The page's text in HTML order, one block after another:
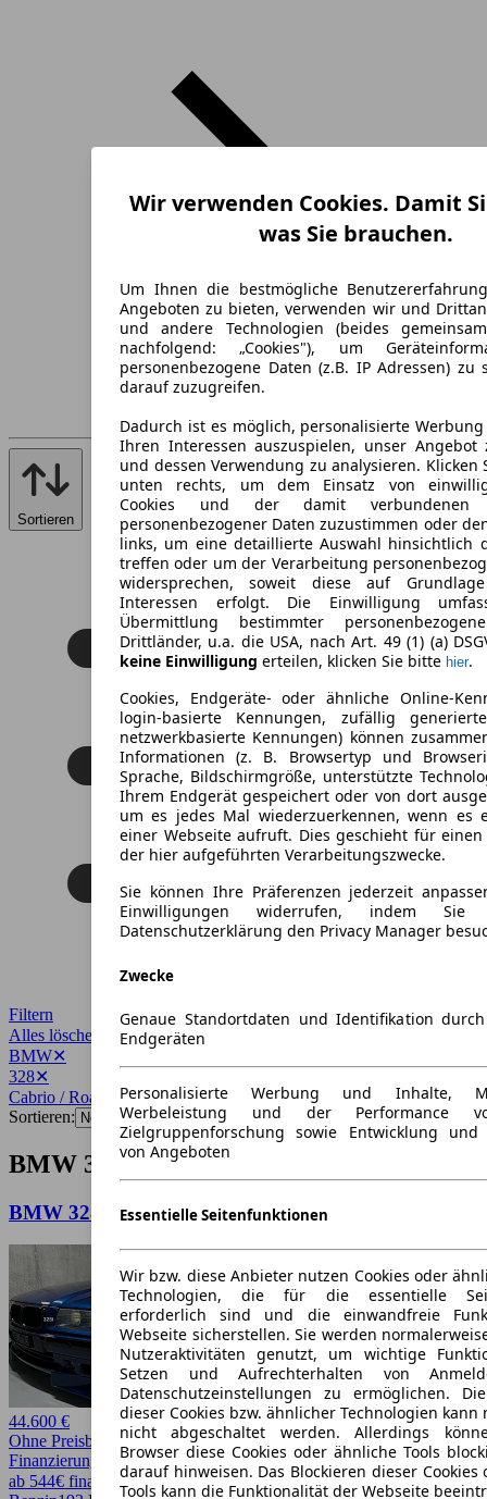
Wir verwenden Cookies. Damit
was Sie brauchen.
Um Ihnen die bestmögliche
Angeboten zu bieten, verwenden wir und
und andere Technologien (beides
nachfolgend: „Cookies"), um
personenbezogene Daten (z.B. IP Adressen) zu
darauf zuzugreifen.
Dadurch ist es möglich, personalisierte
Ihren Interessen auszuspielen, unser Angebot
und dessen Verwendung zu analysieren. Klicken
unten rechts, um dem Einsatz von
Cookies und der damit verbundenen
personenbezogener Daten zuzustimmen oder
links, um eine detaillierte Auswahl hinsichtlich
treffen oder um der Verarbeitung
widersprechen, soweit diese auf
Interessen erfolgt. Die Einwilligung
Übermittlung bestimmter
Drittländer, u.a. die USA, nach Art. 49 (1) (a)
keine Einwilligung erteilen, klicken Sie bitte hier.
Cookies, Endgeräte- oder ähnliche Online-
login-basierte Kennungen, zufällig
netzwerkbasierte Kennungen) können
Informationen (z. B. Browsertyp und
Sprache, Bildschirmgröße, unterstützte
Ihrem Endgerät gespeichert oder von dort
um es jedes Mal wiederzuerkennen, wenn es
einer Webseite aufruft. Dies geschieht für
der hier aufgeführten Verarbeitungszwecke.
Sie können Ihre Präferenzen jederzeit
Einwilligungen widerrufen, indem
Datenschutzerklärung den Privacy Manager
Zwecke
Genaue Standortdaten und Identifikation
Endgeräten
Personalisierte Werbung und Inhalte,
Werbeleistung und der Performance
Zielgruppenforschung sowie Entwicklung und
von Angeboten
Essentielle Seitenfunktionen
Wir bzw. diese Anbieter nutzen Cookies oder
Technologien, die für die essentielle
erforderlich sind und die einwandfreie
Webseite sicherstellen. Sie werden
Nutzeraktivitäten genutzt, um wichtige
Setzen und Aufrechterhalten von
Datenschutzeinstellungen zu ermöglichen.
dieser Cookies bzw. ähnlicher Technologien kann
nicht abgeschaltet werden. Allerdings
Browser diese Cookies oder ähnliche Tools
darauf hinweisen. Das Blockieren dieser
Tools kann die Funktionalität der Webseite
Sortieren
Filtern
Alles löschen
BMW✕
328✕
Cabrio / Roadster✕
Sortieren:
BMW 328 Cabrio / Roadster Angebote
BMW 328 328i E36 Sport Edition Hamann STW
44.600 €
Ohne Preisbewertung
Finanzierung möglich
ab 544€ finanzieren ↗